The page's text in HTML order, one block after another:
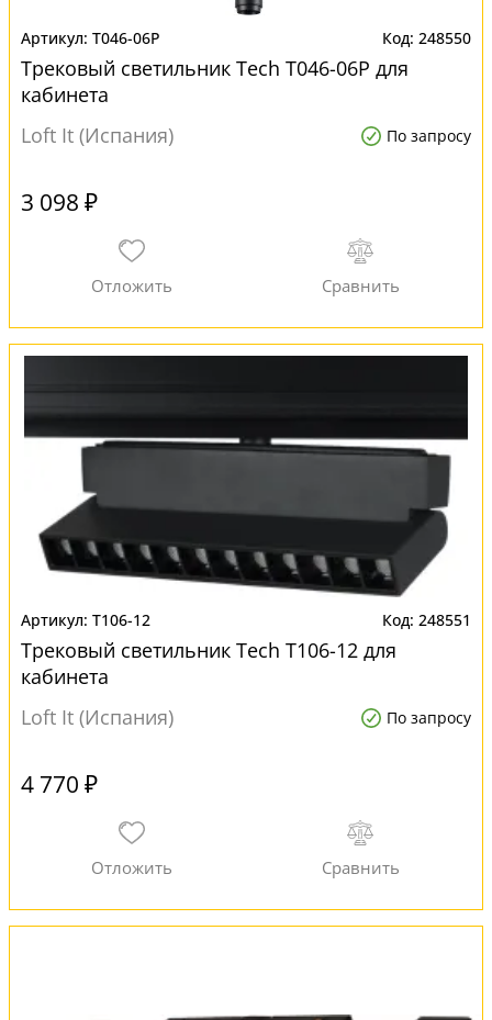
T046-06P 248550
Трековый светильник Tech T046-06P для
кабинета
Loft It (Испания)
По запросу
3 098 ₽
T106-12 248551
Трековый светильник Tech T106-12 для
кабинета
Loft It (Испания)
По запросу
4 770 ₽